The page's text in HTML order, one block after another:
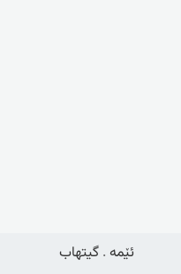
ئێمە . گیتهاب